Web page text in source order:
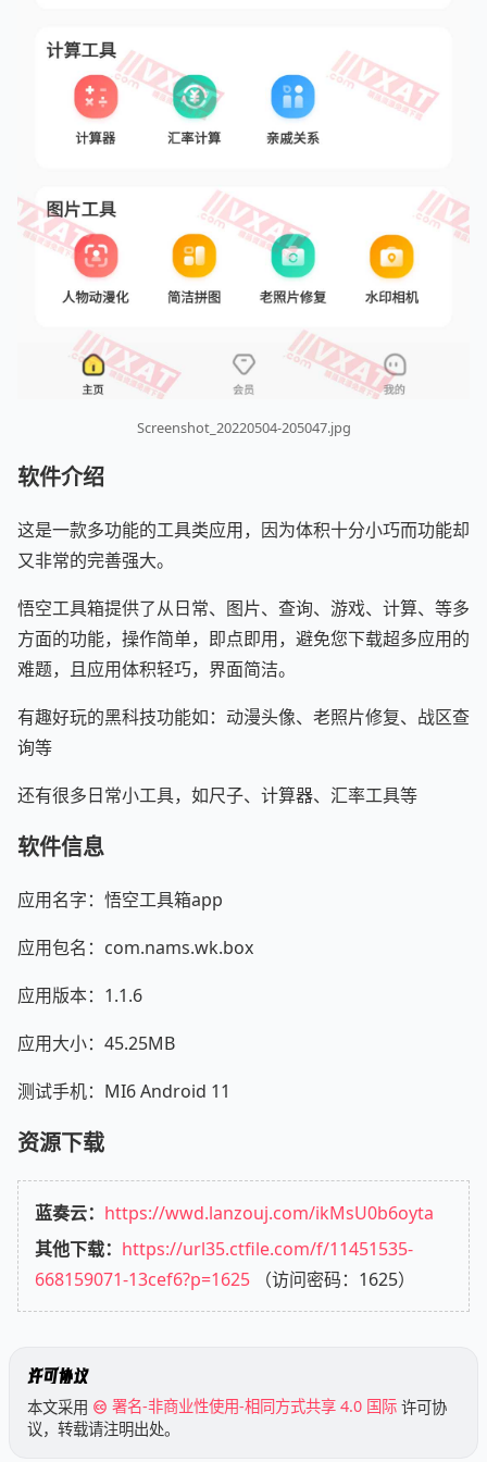
Screenshot_20220504-205047.jpg
软件介绍
这是一款多功能的工具类应用，因为体积十分小巧而功能却
又非常的完善强大。
悟空工具箱提供了从日常、图片、查询、游戏、计算、等多
方面的功能，操作简单，即点即用，避免您下载超多应用的
难题，且应用体积轻巧，界面简洁。
有趣好玩的黑科技功能如：动漫头像、老照片修复、战区查
询等
还有很多日常小工具，如尺子、计算器、汇率工具等
软件信息
应用名字：悟空工具箱app
应用包名：com.nams.wk.box
应用版本：1.1.6
应用大小：45.25MB
测试手机：MI6 Android 11
资源下载
蓝奏云： https://wwd.lanzouj.com/ikMsU0b6oyta
其他下载： https://url35.ctfile.com/f/11451535-
668159071-13cef6?p=1625 （访问密码：1625）
许可协议
本文采用 署名-非商业性使用-相同方式共享 4.0 国际 许可协
议，转载请注明出处。